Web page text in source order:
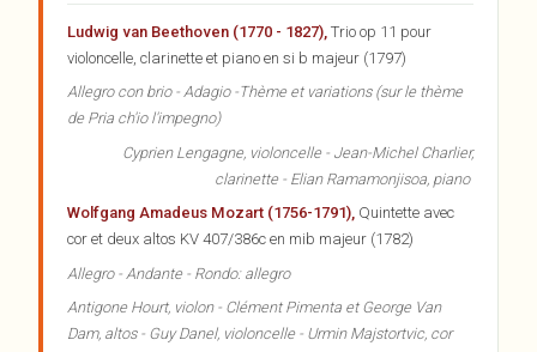
Ludwig van Beethoven (1770 - 1827), Trio op 11 pour
violoncelle, clarinette et piano en si b majeur (1797)
Allegro con brio - Adagio -Thème et variations (sur le thème
de Pria ch'io l'impegno)
Cyprien Lengagne, violoncelle - Jean-Michel Charlier,
clarinette - Elian Ramamonjisoa, piano
Wolfgang Amadeus Mozart (1756-1791), Quintette avec
cor et deux altos KV 407/386c en mib majeur (1782)
Allegro - Andante - Rondo: allegro
Antigone Hourt, violon - Clément Pimenta et George Van
Dam, altos - Guy Danel, violoncelle - Urmin Majstortvic, cor